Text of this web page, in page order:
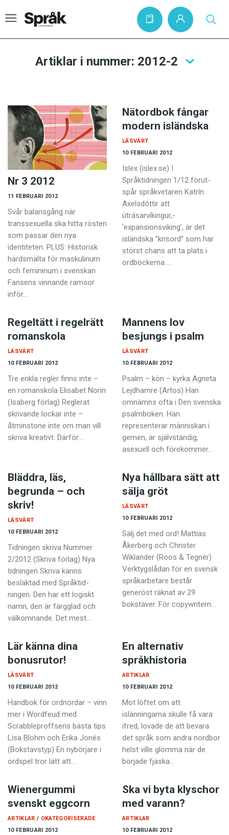
Krönikor
Språkfrågor
Skrivtips
Bokrecensioner
Kviss
Podden
Anmäl till språkpolisen
Föreslå nyord
Annonsera
Prenumerera
Press
Artiklar i nummer: 2012-2
Nr 3 2012
11 FEBRUARI 2012
Svår balansgång när
transsexuella ska hitta rösten
som passar den nya
identiteten. PLUS: Historisk
härdsmälta för maskulinum
och femininum i svenskan
Fansens vinnande ramsor
inför…
Nätordbok fångar
modern isländska
10 FEBRUARI 2012
LÄSVÄRT
Islex (islex.se) I
Språktidningen 1/12 förut­
spår språkvetaren Katrín
Axelsdóttir att
útrásarvíkingur,­
’expansionsviking’, är det
isländska ”krisord” som har
störst chans att ta plats i
ord­böckerna.…
Regeltätt i regelrätt
romanskola
10 FEBRUARI 2012
LÄSVÄRT
Tre enkla regler finns inte –
en romanskola Elisabet Norin
(Isaberg förlag) Reglerat
skrivande lockar inte –
åtminstone inte om man vill
skriva kreativt. Därför…
Mannens lov
besjungs i psalm
10 FEBRUARI 2012
LÄSVÄRT
Psalm – kön – kyrka Agneta
Lejdhamre (Artos) Han
omnämns ofta i Den svenska
psalmboken. Han
representerar människan i
gemen,­ är självständig,
asexuell och förekommer…
Bläddra, läs,
begrunda – och
skriv!
10 FEBRUARI 2012
LÄSVÄRT
Tidningen skriva Nummer
2/2012 (Skriva förlag) Nya
tidningen Skriva känns
besläktad med Språk­­tid­
ningen.­ Den har ett logiskt
namn, den är färgglad och
välkomnande. Det mest…
Nya hållbara sätt att
sälja gröt
10 FEBRUARI 2012
LÄSVÄRT
Sälj det med ord! Mattias
Åkerberg och Christer
Wiklander (Roos & Tegnér)
Verktygslådan för en svensk
språkarbetare består
generöst­ ­räknat av 29
bokstäver. För copywritern…
Lär känna dina
bonusrutor!
10 FEBRUARI 2012
LÄSVÄRT
Handbok för ordnördar – vinn
mer i Wordfeud med
Scrabbleproffsens bästa tips
Lisa Blohm och Erika Jonés
(Bokstavstyp) En nybörjare i
ordspel tror lätt att…
En alternativ
språkhistoria
10 FEBRUARI 2012
ARTIKLAR
Mot löftet om att
islänningarna skulle få vara
ifred, lovade de att bevara
det språk som andra nordbor
helst ville glömma när de
började fjäska…
Wienergummi
svenskt eggcorn
10 FEBRUARI 2012
ARTIKLAR OKATEGORISERADE
Ska vi byta klyschor
med varann?
10 FEBRUARI 2012
ARTIKLAR